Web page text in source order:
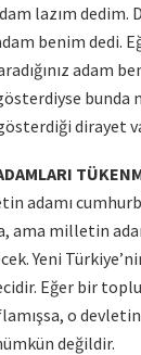
lazım dedim.
benim dedi.
adam
bunda
dirayet
adamı
ama milletin
Yeni
Eğer bir
o
değildir.